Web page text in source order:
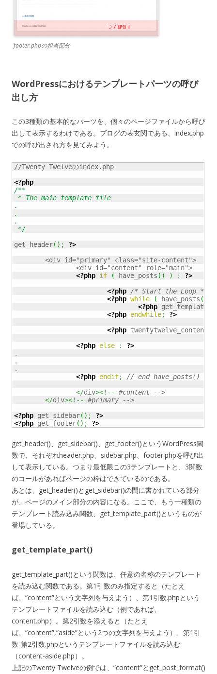
footer.phpの担当部分
WordPressにおけるテンプレートパーツの呼び
出し方
この3種類の基本的なパーツを、個々のページファイルから呼び
出して表示するわけである。ブログの表玄関である、index.php
での呼び出され方を見てみよう。
//Twenty Twelveのindex.php
<?php
/**
* The main template file
.
.
.
*/
get_header( ) ;
?>
<?php if ( have_posts ( ) ) :
?>
<?php /* Start the Loop */
<?php while ( have_posts (
<?php
<?php endwhile;
?>
<?php
<?php else :
?>
.
.
.
<?php endif;
// end have_posts()
</div><!--
</div><!--
<?php get_sidebar( ) ;
?>
<?php get_footer( ) ; ?>
get_header()、get_sidebar()、get_footer()というWordPress関
数で、それぞれheader.php、sidebar.php、footer.phpを呼び出
して表示している。つまり最低限この3テンプレートと、3関数
のコールがあればページの枠はできているのである。
あとは、get_header()とget_sidebar()の間に書かれている部分
が、ページのメイン部分の内容になる。ここで、もう一種類の
テンプレート読み込み関数、get_template_part()というものが
登場している。
get_template_part()
get_template_part()という関数は、任意の名称のテンプレート
を読み込む関数である。第1引数のみ指定すると（たとえ
ば、”content”という文字列を与えよう）、第1引数.phpという
テンプレートファイルを読み込む（例であれば、
content.php）。第2引数を添えると（たとえ
ば、”content”,”aside”という2つの文字列を与えよう）、第1引
数-第2引数.phpというテンプレートファイルを読み込む
（content-aside.php）。
上記のTwenty Twelveの例では、”content”とget_post_format()